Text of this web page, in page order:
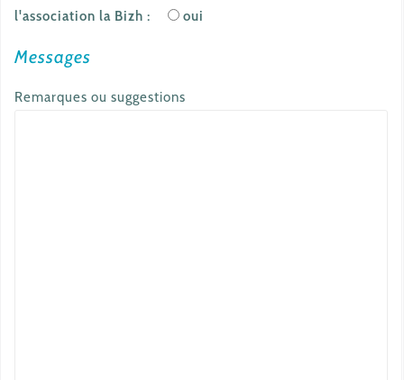
l'association la Bizh :
oui
Messages
Remarques ou suggestions